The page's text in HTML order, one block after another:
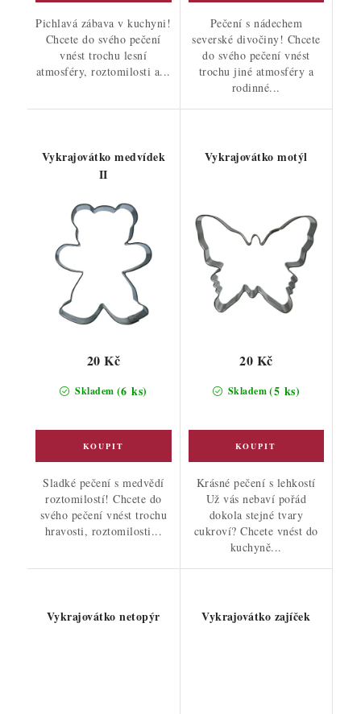
Pichlavá zábava v kuchyni!
Chcete do svého pečení
vnést trochu lesní
atmosféry, roztomilosti a...
Pečení s nádechem
severské divočiny! Chcete
do svého pečení vnést
trochu jiné atmosféry a
rodinné...
Vykrajovátko medvídek
II
Skladem (6 ks)
20 Kč
Sladké pečení s medvědí
roztomilostí! Chcete do
svého pečení vnést trochu
hravosti, roztomilosti...
Vykrajovátko motýl
Skladem(5 ks)
20 Kč
Krásné pečení s lehkostí
Už vás nebaví pořád
dokola stejné tvary
cukroví? Chcete vnést do
kuchyně...
Vykrajovátko netopýr Vykrajovátko zajíček